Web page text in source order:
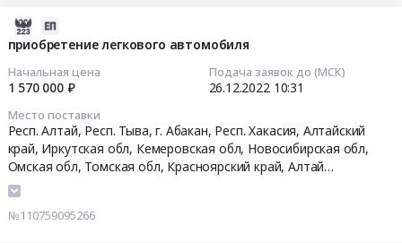
приобретение легкового автомобиля
Начальная цена
1 570 000 ₽
Подача заявок до (МСК)
26.12.2022 10:31
Место поставки
Респ. Алтай, Респ. Тыва, г. Абакан, Респ. Хакасия, Алтайский
край, Иркутская обл, Кемеровская обл, Новосибирская обл,
Омская обл, Томская обл, Красноярский край,Алтай
республика
край
Новосибирская область
№110759095266